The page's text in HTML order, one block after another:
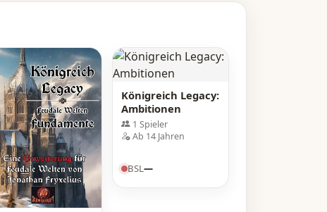
Königreich Legacy:
Ambitionen
1 Spieler
Ab 14 Jahren
BSL—